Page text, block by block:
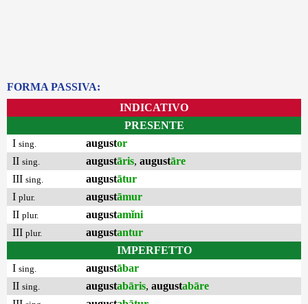
FORMA PASSIVA:
INDICATIVO
PRESENTE
I sing. augustor
II sing. augustāris, augustāre
III sing. augustātur
I plur. augustāmur
II plur. augustamĭni
III plur. augustantur
IMPERFETTO
I sing. augustābar
II sing. augustabāris, augustabāre